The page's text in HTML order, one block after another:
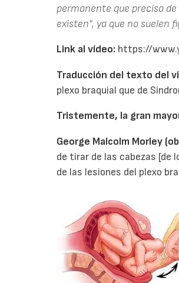
permanente que precisa
existen", ya que no suelen
Link al vídeo: https://
Traducción del texto del
plexo braquial que de
Tristemente, la gran
George Malcolm Morley
de tirar de las cabezas [de
de las lesiones del plexo